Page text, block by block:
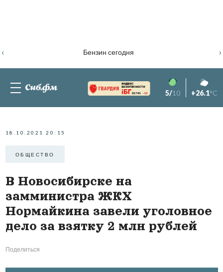
Бензин сегодня
‹ ›
82.76% -1.2 5/10 +26.1°C
18.10.2021 20:15
ОБЩЕСТВО
В Новосибирске на
замминистра ЖКХ
Нормайкина завели уголовное
дело за взятку 2 млн рублей
Поделиться